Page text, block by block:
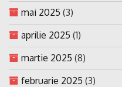
mai 2025 (3)
aprilie 2025 (1)
martie 2025 (8)
februarie 2025 (3)